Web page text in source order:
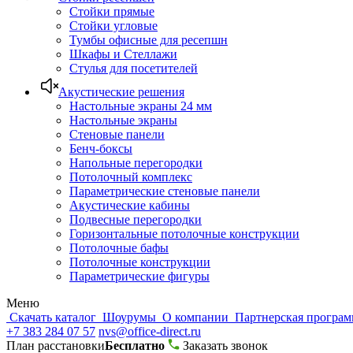
Стойки прямые
Стойки угловые
Тумбы офисные для ресепшн
Шкафы и Стеллажи
Стулья для посетителей
Акустические решения
Настольные экраны 24 мм
Настольные экраны
Стеновые панели
Бенч-боксы
Напольные перегородки
Потолочный комплекс
Параметрические стеновые панели
Акустические кабины
Подвесные перегородки
Горизонтальные потолочные конструкции
Потолочные бафы
Потолочные конструкции
Параметрические фигуры
Меню
Скачать каталог Шоурумы О компании Партнерская
+7 383 284 07 57 nvs@office-direct.ru
План расстановкиБесплатно
Заказать звонок